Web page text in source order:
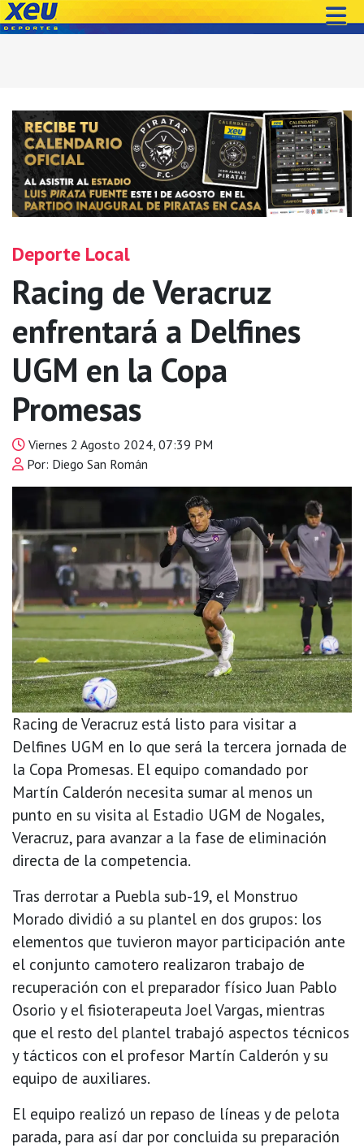
Deporte Local
Racing de Veracruz
enfrentará a Delfines
UGM en la Copa
Promesas
Viernes 2 Agosto 2024, 07:39 PM
Por: Diego San Román
Racing de Veracruz está listo para visitar a
Delfines UGM en lo que será la tercera jornada de
la Copa Promesas. El equipo comandado por
Martín Calderón necesita sumar al menos un
punto en su visita al Estadio UGM de Nogales,
Veracruz, para avanzar a la fase de eliminación
directa de la competencia.
Tras derrotar a Puebla sub-19, el Monstruo
Morado dividió a su plantel en dos grupos: los
elementos que tuvieron mayor participación ante
el conjunto camotero realizaron trabajo de
recuperación con el preparador físico Juan Pablo
Osorio y el fisioterapeuta Joel Vargas, mientras
que el resto del plantel trabajó aspectos técnicos
y tácticos con el profesor Martín Calderón y su
equipo de auxiliares.
El equipo realizó un repaso de líneas y de pelota
parada, para así dar por concluida su preparación